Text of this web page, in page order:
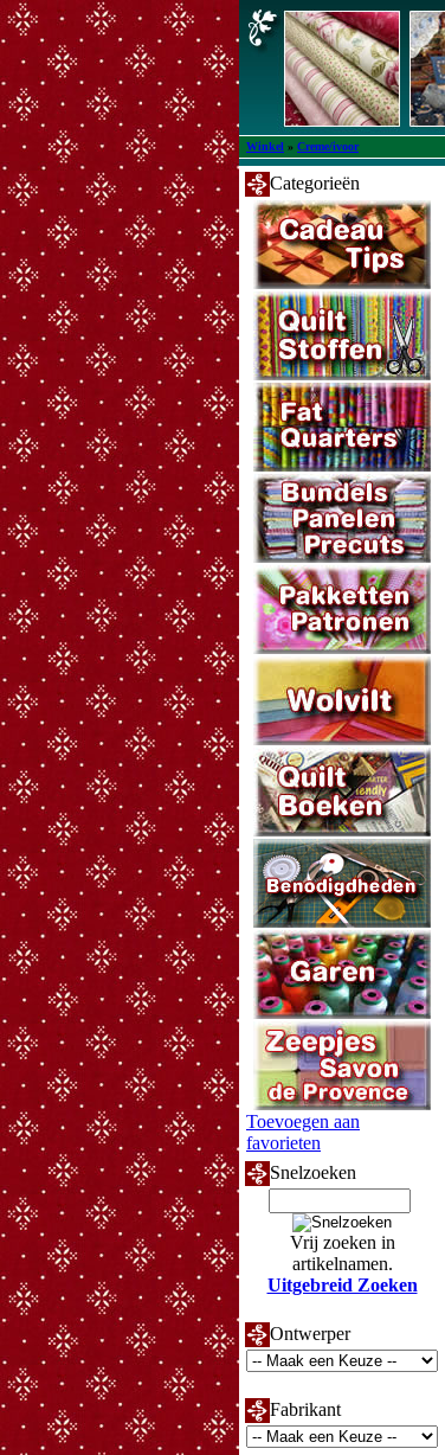
Winkel » Creme/ivoor
Categorieën
Toevoegen aan
favorieten
Snelzoeken
Vrij zoeken in
artikelnamen.
Uitgebreid Zoeken
Ontwerper
Fabrikant